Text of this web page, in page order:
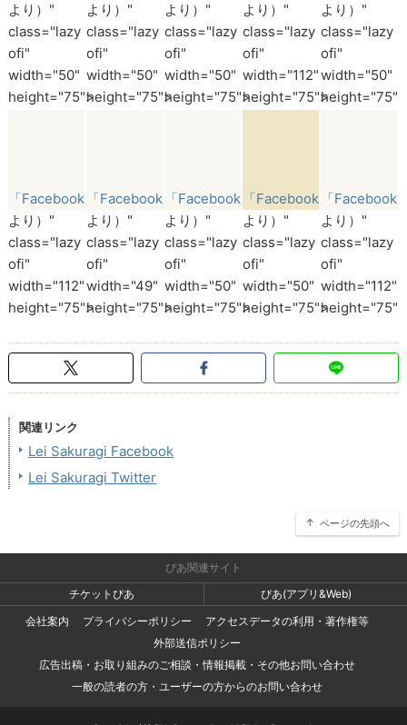
より）"
class="lazy
ofi"
width="50"
height="75">
より）"
class="lazy
ofi"
width="50"
height="75">
より）"
class="lazy
ofi"
width="50"
height="75">
より）"
class="lazy
ofi"
width="112"
height="75">
より）"
class="lazy
ofi"
width="50"
height="75">
「Facebook」
より）"
class="lazy
ofi"
width="112"
height="75">
「Facebook」
より）"
class="lazy
ofi"
width="49"
height="75">
「Facebook」
より）"
class="lazy
ofi"
width="50"
height="75">
「Facebook」
より）"
class="lazy
ofi"
width="50"
height="75">
「Facebook
より）"
class="lazy
ofi"
width="112"
height="75">
関連リンク
Lei Sakuragi Facebook
Lei Sakuragi Twitter
ページの先頭へ
ぴあ関連サイト
チケットぴあ
ぴあ(アプリ&Web)
会社案内
プライバシーポリシー
アクセスデータの利用・著作権等
外部送信ポリシー
広告出稿・お取り組みのご相談・情報掲載・その他お問い合わせ
一般の読者の方・ユーザーの方からのお問い合わせ